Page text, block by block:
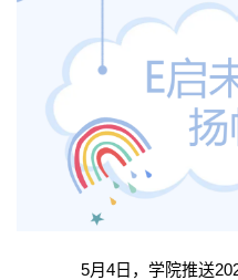
5月4日，学院推送